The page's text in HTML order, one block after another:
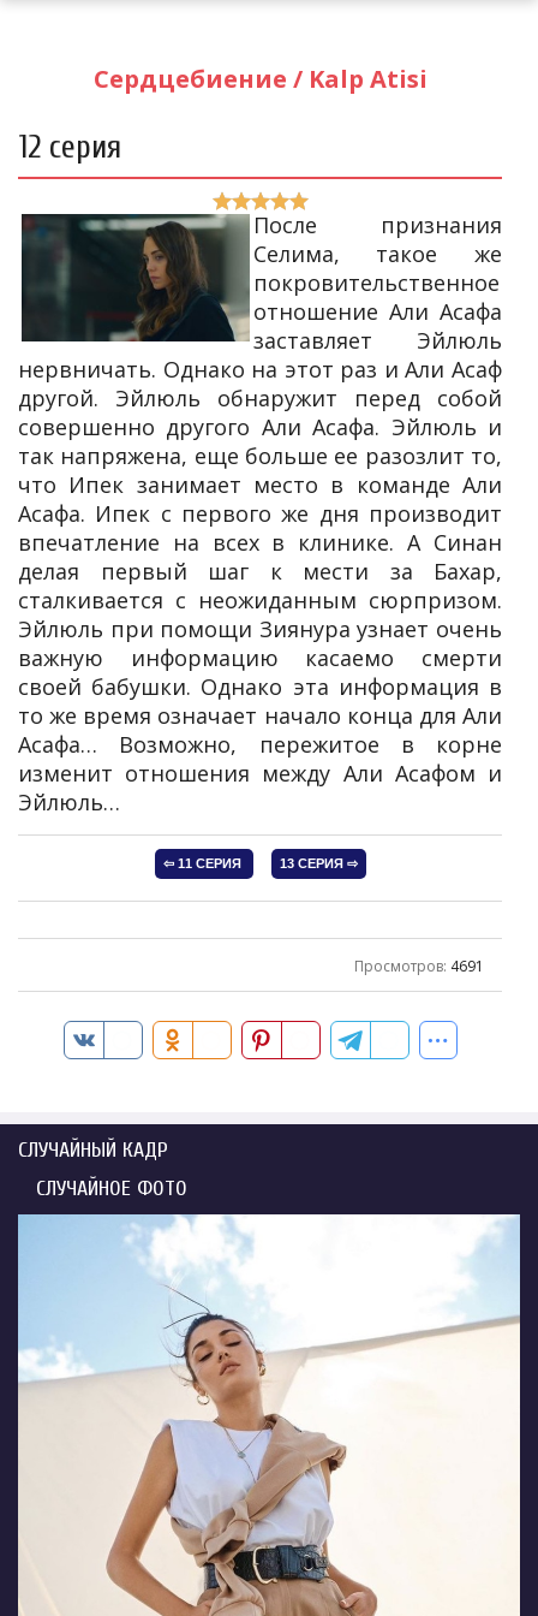
Сердцебиение / Kalp Atisi
12 серия
После признания
Селима, такое же
покровительственное
отношение Али Асафа
заставляет Эйлюль
нервничать. Однако на этот раз и Али Асаф
другой. Эйлюль обнаружит перед собой
совершенно другого Али Асафа. Эйлюль и
так напряжена, еще больше ее разозлит то,
что Ипек занимает место в команде Али
Асафа. Ипек с первого же дня производит
впечатление на всех в клинике. А Синан
делая первый шаг к мести за Бахар,
сталкивается с неожиданным сюрпризом.
Эйлюль при помощи Зиянура узнает очень
важную информацию касаемо смерти
своей бабушки. Однако эта информация в
то же время означает начало конца для Али
Асафа… Возможно, пережитое в корне
изменит отношения между Али Асафом и
Эйлюль…
Просмотров: 4691
СЛУЧАЙНЫЙ КАДР
СЛУЧАЙНОЕ ФОТО